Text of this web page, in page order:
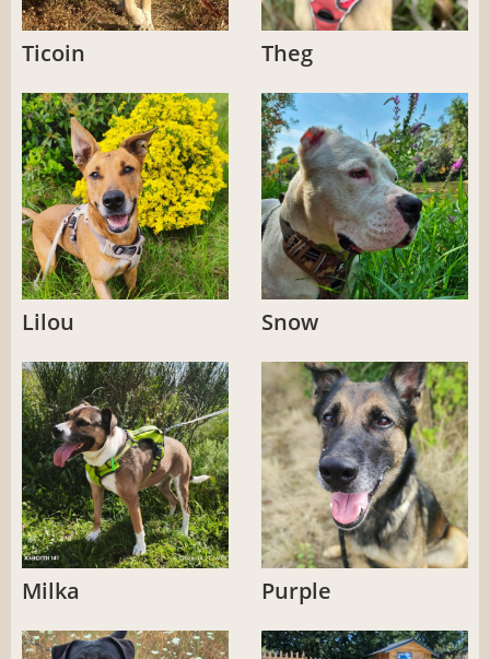
Ticoin Theg
Lilou Snow
Milka Purple